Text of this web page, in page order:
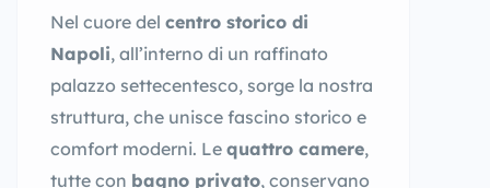
Nel cuore del centro storico di
Napoli, all’interno di un raffinato
palazzo settecentesco, sorge la nostra
struttura, che unisce fascino storico e
comfort moderni. Le quattro camere,
tutte con bagno privato, conservano